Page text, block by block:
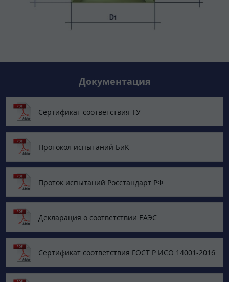
Документация
Сертификат соответствия ТУ
Протокол испытаний БиК
Проток испытаний Росстандарт РФ
Декларация о соответствии ЕАЭС
Сертификат соответствия ГОСТ Р ИСО 14001-2016